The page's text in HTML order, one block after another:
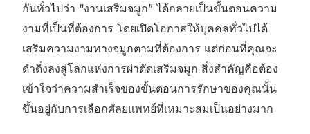
กันทั่วไปว่า “งานเสริมจมูก” ได้กลายเป็นขั้นตอนความ
งามที่เป็นที่ต้องการ โดยเปิดโอกาสให้บุคคลทั่วไปได้
เสริมความงามทางจมูกตามที่ต้องการ แต่ก่อนที่คุณจะ
ดำดิ่งลงสู่โลกแห่งการผ่าตัดเสริมจมูก สิ่งสำคัญคือต้อง
เข้าใจว่าความสำเร็จของขั้นตอนการรักษาของคุณนั้น
ขึ้นอยู่กับการเลือกศัลยแพทย์ที่เหมาะสมเป็นอย่างมาก